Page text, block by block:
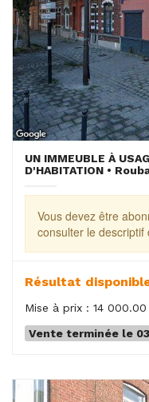
UN IMMEUBLE À
D'HABITATION •
Vous devez être
consulter le descriptif
Résultat
Mise à prix : 14
Vente terminée le